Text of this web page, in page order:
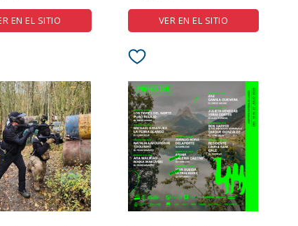
EN EL SITIO VER EN EL SITIO